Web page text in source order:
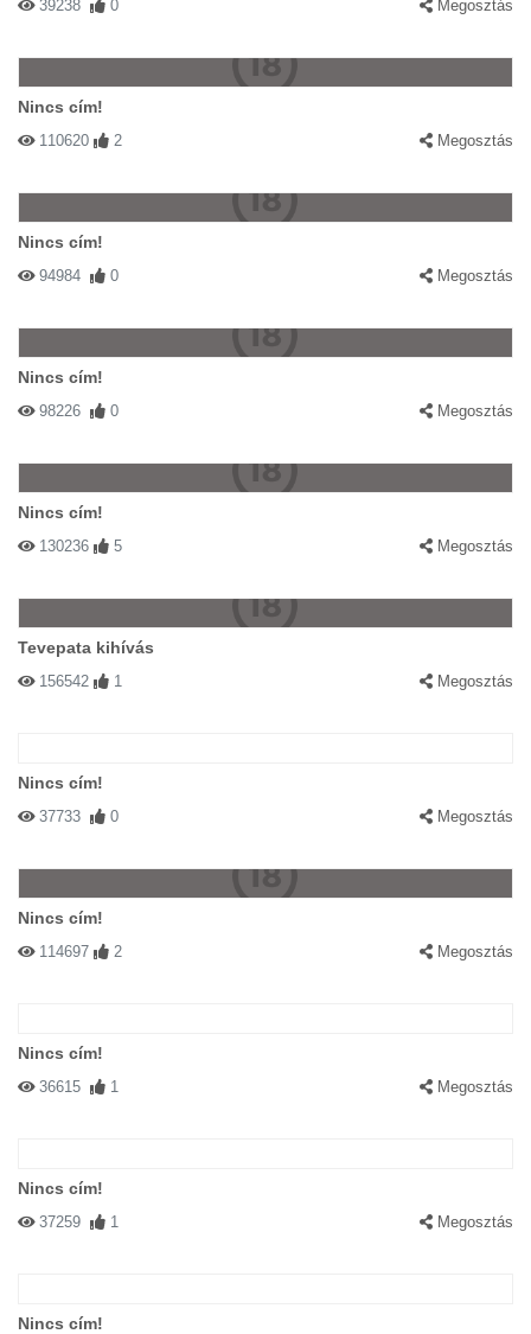
39238 0 Megosztás
Nincs cím!
110620 2 Megosztás
Nincs cím!
94984 0 Megosztás
Nincs cím!
98226 0 Megosztás
Nincs cím!
130236 5 Megosztás
Tevepata kihívás
156542 1 Megosztás
Nincs cím!
37733 0 Megosztás
Nincs cím!
114697 2 Megosztás
Nincs cím!
36615 1 Megosztás
Nincs cím!
37259 1 Megosztás
Nincs cím!